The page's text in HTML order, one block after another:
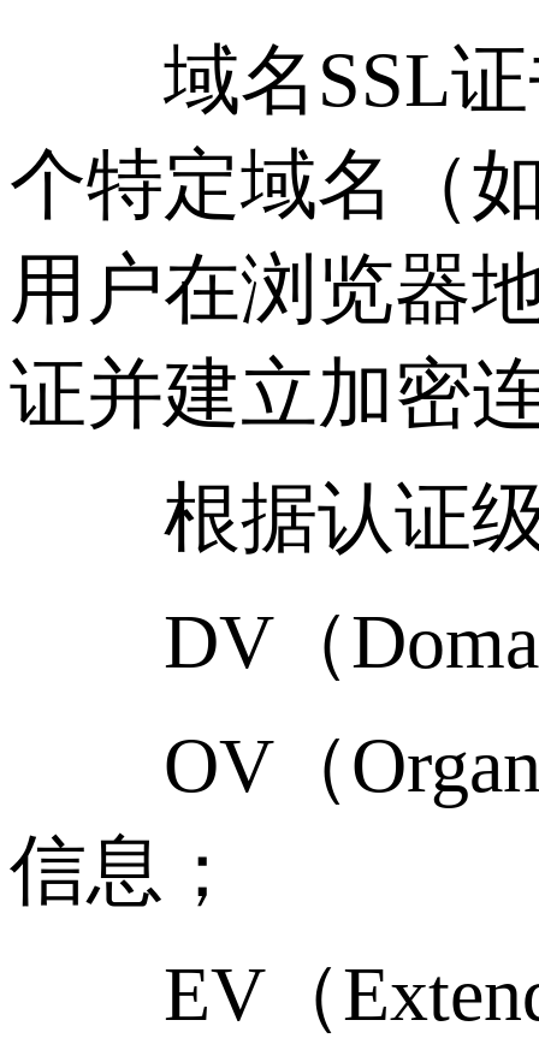
域名SSL证
个特定域名（
用户在浏览器
证并建立加密
根据认证级
DV（
OV（
信息；
EV（